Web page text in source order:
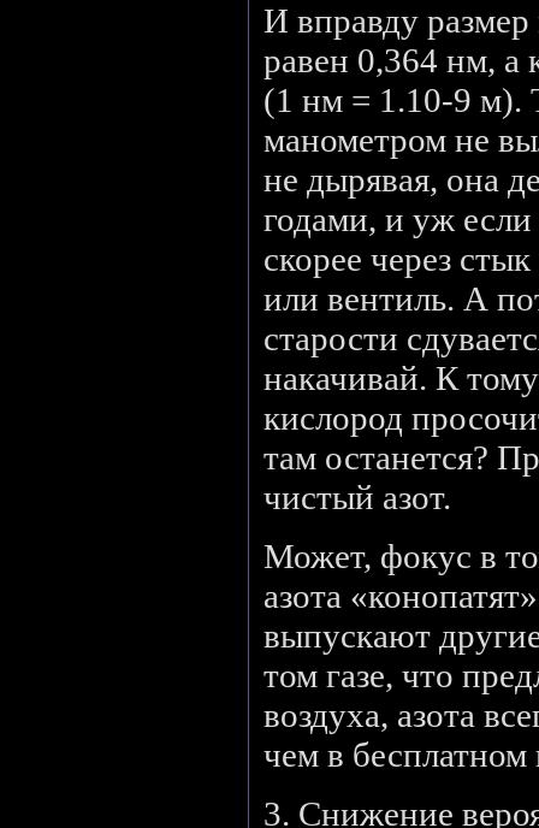
И вправду размер
равен 0,364 нм, а
(1 нм = 1.10-9 м).
манометром не
не дырявая, она
годами, и уж если
скорее через
или вентиль. А
старости
накачивай. К
кислород
там останется?
чистый азот.
Может, фокус в
азота
выпускают
том газе, что
воздуха, азота
чем в бесплатном
3. Снижение